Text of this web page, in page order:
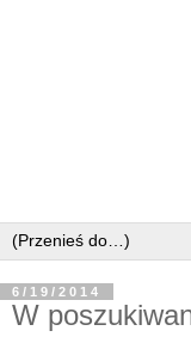
6/19/2014
W